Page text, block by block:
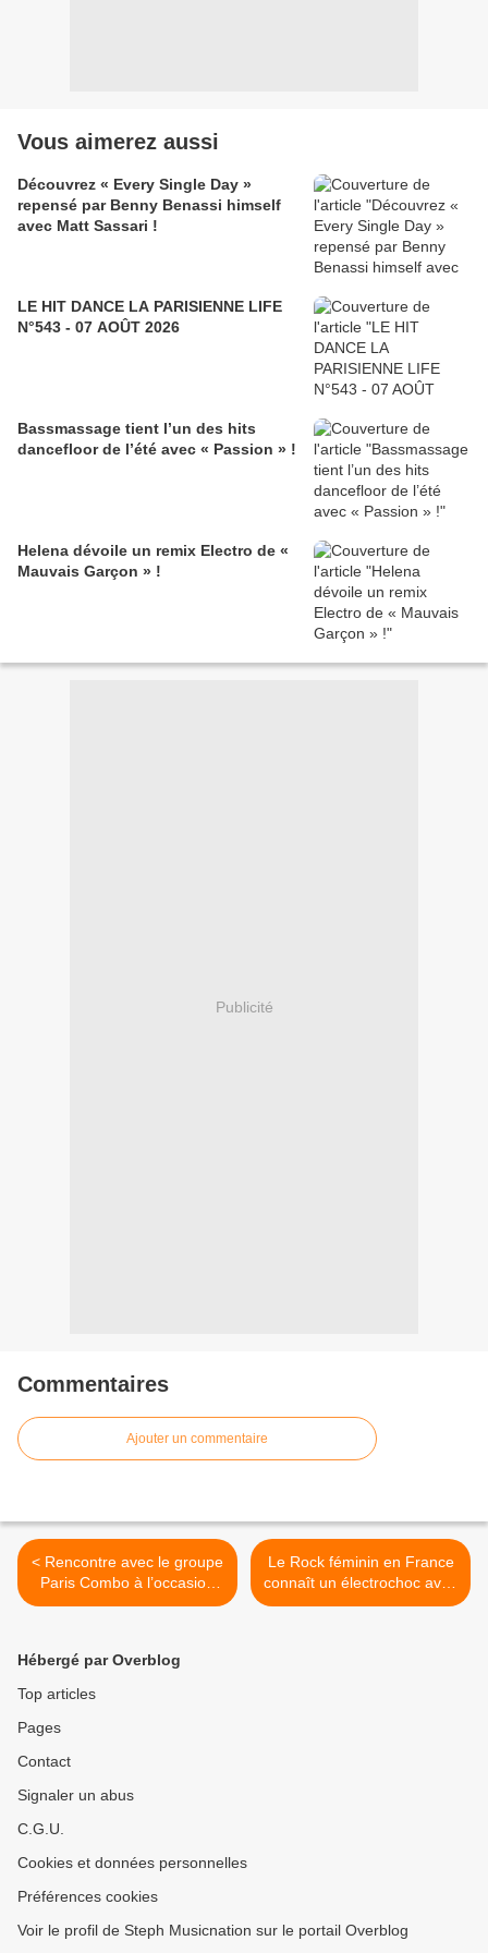
Vous aimerez aussi
Découvrez « Every Single Day »
repensé par Benny Benassi himself
avec Matt Sassari !
LE HIT DANCE LA PARISIENNE LIFE
N°543 - 07 AOÛT 2026
Bassmassage tient l’un des hits
dancefloor de l’été avec « Passion » !
Helena dévoile un remix Electro de «
Mauvais Garçon » !
Publicité
Commentaires
Ajouter un commentaire
< Rencontre avec le groupe
Paris Combo à l’occasion
de la sortie de leur nouvel
Le Rock féminin en France
connaît un électrochoc avec
The Buns ! >
Hébergé par Overblog
Top articles
Pages
Contact
Signaler un abus
C.G.U.
Cookies et données personnelles
Préférences cookies
Voir le profil de Steph Musicnation sur le portail Overblog